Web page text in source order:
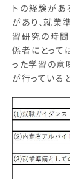
トの経験が
があり、就業
習研究の時
係者にとって
った学習の意
が行っている